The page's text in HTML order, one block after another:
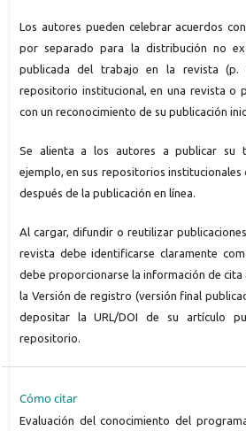
Los autores pueden celebrar acuerdos
por separado para la distribución no
publicada del trabajo en la revista (p.
repositorio institucional, en una revista o
con un reconocimiento de su publicación
Se alienta a los autores a publicar su
ejemplo, en sus repositorios institucionales
después de la publicación en línea.
Al cargar, difundir o reutilizar
revista debe identificarse claramente
debe proporcionarse la información de cita
la Versión de registro (versión final
depositar la URL/DOI de su artículo
repositorio.
Cómo citar
Evaluación del conocimiento del